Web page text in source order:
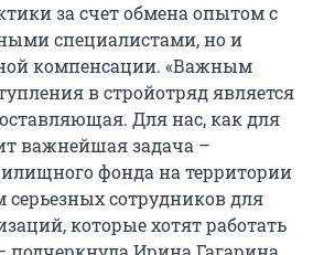
за счет обмена опытом с
специалистами, но и
компенсации. «Важным
в стройотряд является
Для нас, как для
важнейшая задача –
фонда на территории
сотрудников для
которые хотят работать